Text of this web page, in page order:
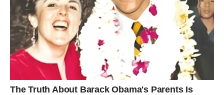
Poslije mnogo sumnji dolazi jasnoća i osjećaj unutrašnjeg
mira.
Istina vam vraća sigurnost
Pred vama su veoma posebni trenuci.